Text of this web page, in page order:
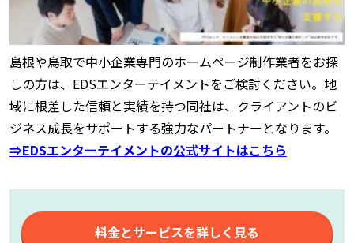
島根や鳥取で中小企業専門のホームページ制作業者をお探
しの方は、EDSエンターテイメントをご検討ください。地
域に根差した信頼と実績を持つ同社は、クライアントのビ
ジネス成長をサポートする強力なパートナーとなります。
⇒EDSエンターテイメントの公式サイトはこちら
料金とサービスを詳しく見る